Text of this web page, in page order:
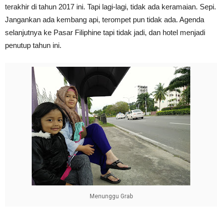
terakhir di tahun 2017 ini. Tapi lagi-lagi, tidak ada keramaian. Sepi.
Jangankan ada kembang api, terompet pun tidak ada. Agenda
selanjutnya ke Pasar Filiphine tapi tidak jadi, dan hotel menjadi
penutup tahun ini.
Menunggu Grab